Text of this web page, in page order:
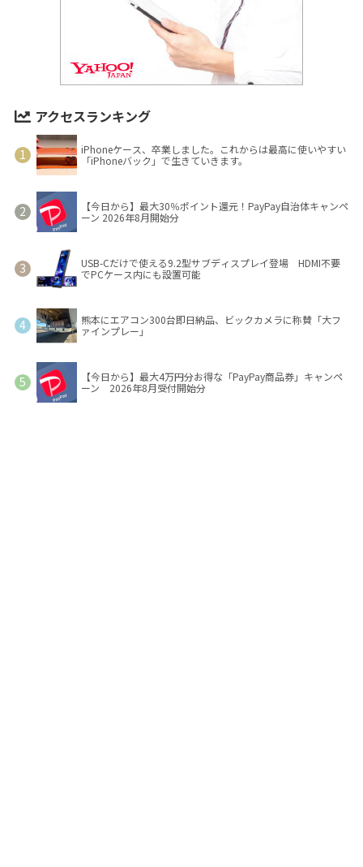
アクセスランキング
iPhoneケース、卒業しました。これからは最高に使いやすい
「iPhoneバック」で生きていきます。
【今日から】最大30％ポイント還元！PayPay自治体キャンペ
ーン 2026年8月開始分
USB-Cだけで使える9.2型サブディスプレイ登場 HDMI不要
でPCケース内にも設置可能
熊本にエアコン300台即日納品、ビックカメラに称賛「大フ
ァインプレー」
【今日から】最大4万円分お得な「PayPay商品券」キャンペ
ーン 2026年8月受付開始分